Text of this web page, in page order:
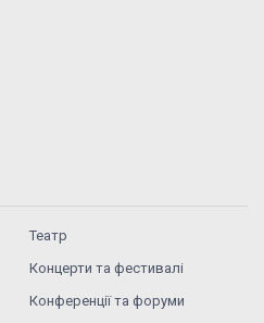
Театр
Концерти та фестивалі
Конференції та форуми